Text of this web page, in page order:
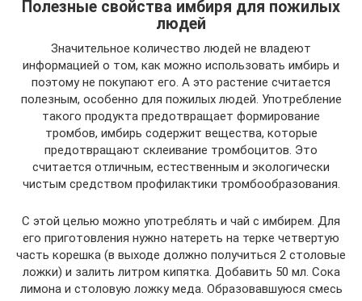
Полезные свойства имбиря для пожилых
людей
Значительное количество людей не владеют
информацией о том, как можно использовать имбирь и
поэтому не покупают его. А это растение считается
полезным, особенно для пожилых людей. Употребление
такого продукта предотвращает формирование
тромбов, имбирь содержит вещества, которые
предотвращают склеивание тромбоцитов. Это
считается отличным, естественным и экологически
чистым средством профилактики тромбообразования.
С этой целью можно употреблять и чай с имбирем. Для
его приготовления нужно натереть на терке четвертую
часть корешка (в выходе должно получиться 2 столовые
ложки) и залить литром кипятка. Добавить 50 мл. Сока
лимона и столовую ложку меда. Образовавшуюся смесь